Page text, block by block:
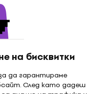
на бисквитки
да гарантираме
След като дадеш